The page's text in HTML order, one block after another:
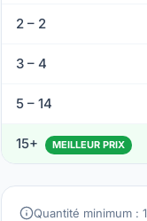
2 – 2
3 – 4
5 – 14
15+ MEILLEUR PRIX
Quantité minimum : 1